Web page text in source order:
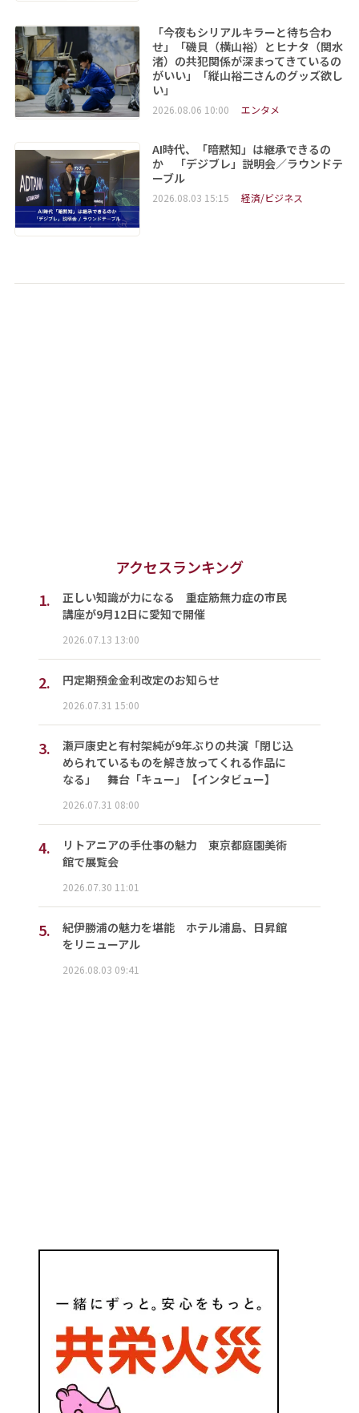
「今夜もシリアルキラーと待ち合わ
せ」「磯貝（横山裕）とヒナタ（関水
渚）の共犯関係が深まってきているの
がいい」「縦山裕二さんのグッズ欲し
い」
2026.08.06 10:00 エンタメ
AI時代、「暗黙知」は継承できるの
か 「デジブレ」説明会／ラウンドテ
ーブル
2026.08.03 15:15 経済/ビジネス
アクセスランキング
1.
正しい知識が力になる 重症筋無力症の市民
講座が9月12日に愛知で開催
2026.07.13 13:00
2. 円定期預金金利改定のお知らせ
2026.07.31 15:00
3.
瀬戸康史と有村架純が9年ぶりの共演「閉じ込
められているものを解き放ってくれる作品に
なる」 舞台「キュー」【インタビュー】
2026.07.31 08:00
4.
リトアニアの手仕事の魅力 東京都庭園美術
館で展覧会
2026.07.30 11:01
5.
紀伊勝浦の魅力を堪能 ホテル浦島、日昇館
をリニューアル
2026.08.03 09:41